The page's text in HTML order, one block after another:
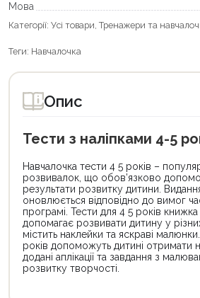
Мова
Категорії: Усі товари, Тренажери та
Теги: Навчалочка
Опис
Тести з наліпками 4-5
Навчалочка тести 4 5 років –
розвивалок, що обов’язково
результати розвитку дитини.
оновлюється відповідно до вимог
програмі. Тести для 4 5 років книжка
допомагає розвивати дитину у
містить наклейки та яскраві
років допоможуть дитині отримати
додані аплікації та завдання з
розвитку творчості.